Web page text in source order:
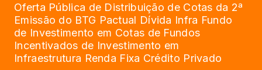
Oferta Pública de Distribuição de Cotas da 2ª
Emissão do BTG Pactual Dívida Infra Fundo
de Investimento em Cotas de Fundos
Incentivados de Investimento em
Infraestrutura Renda Fixa Crédito Privado